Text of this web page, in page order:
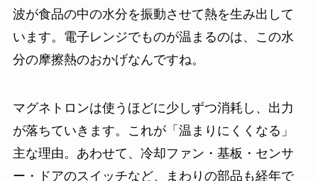
波が食品の中の水分を振動させて熱を生み出して
います。電子レンジでものが温まるのは、この水
分の摩擦熱のおかげなんですね。
マグネトロンは使うほどに少しずつ消耗し、出力
が落ちていきます。これが「温まりにくくなる」
主な理由。あわせて、冷却ファン・基板・センサ
ー・ドアのスイッチなど、まわりの部品も経年で